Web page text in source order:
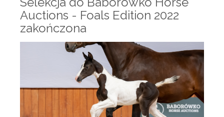
Auctions - Foals Edition 2022
zakończona